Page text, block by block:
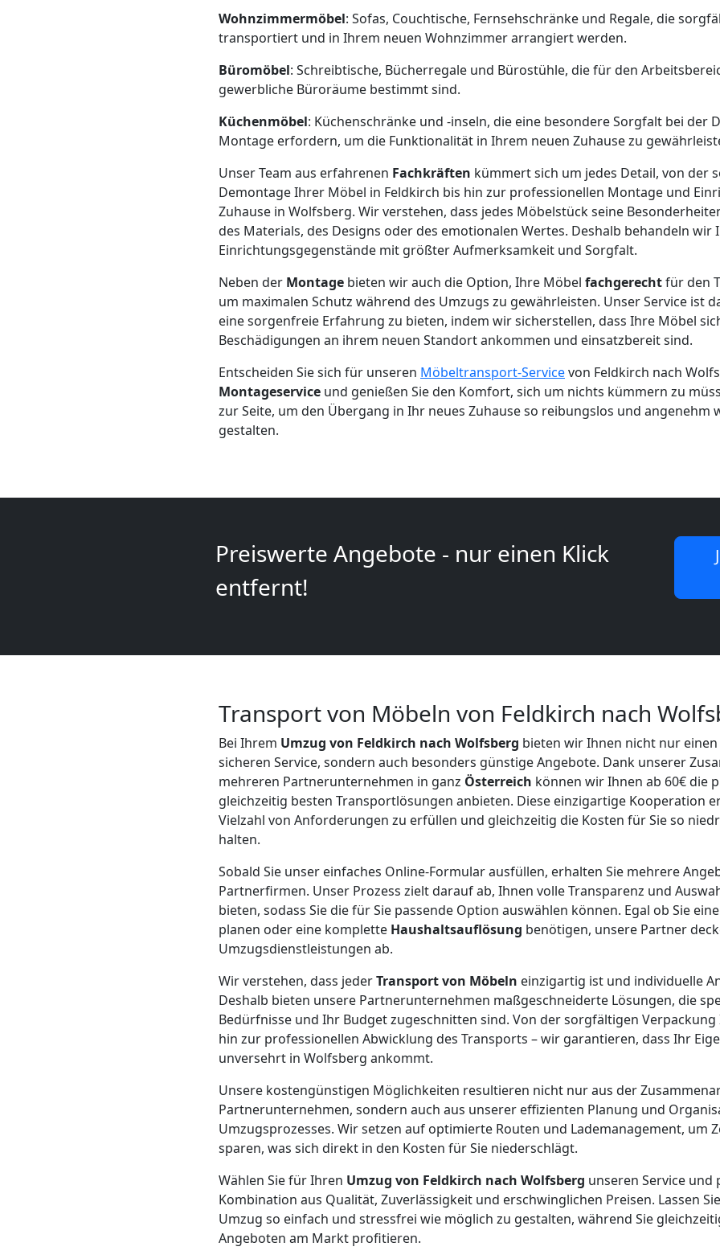
Wohnzimmermöbel: Sofas, Couchtische, Fernsehschränke und Regale, die
transportiert und in Ihrem neuen Wohnzimmer arrangiert werden.
Büromöbel: Schreibtische, Bücherregale und Bürostühle, die für den
gewerbliche Büroräume bestimmt sind.
Küchenmöbel: Küchenschränke und -inseln, die eine besondere Sorgfalt bei der
Montage erfordern, um die Funktionalität in Ihrem neuen Zuhause zu
Unser Team aus erfahrenen Fachkräften kümmert sich um jedes Detail, von der
Demontage Ihrer Möbel in Feldkirch bis hin zur professionellen Montage und
Zuhause in Wolfsberg. Wir verstehen, dass jedes Möbelstück seine
des Materials, des Designs oder des emotionalen Wertes. Deshalb behandeln wir
Einrichtungsgegenstände mit größter Aufmerksamkeit und Sorgfalt.
Neben der Montage bieten wir auch die Option, Ihre Möbel fachgerechtfür den
um maximalen Schutz während des Umzugs zu gewährleisten. Unser Service ist
eine sorgenfreie Erfahrung zu bieten, indem wir sicherstellen, dass Ihre Möbel
Beschädigungen an ihrem neuen Standort ankommen und einsatzbereit sind.
Entscheiden Sie sich für unseren Möbeltransport-Servicevon Feldkirch nach
Montageservice und genießen Sie den Komfort, sich um nichts kümmern zu
zur Seite, um den Übergang in Ihr neues Zuhause so reibungslos und angenehm
gestalten.
Preiswerte Angebote - nur einen Klick
entfernt!
Transport von Möbeln von Feldkirch nach
Bei Ihrem Umzug von Feldkirch nach Wolfsberg bieten wir Ihnen nicht nur
sicheren Service, sondern auch besonders günstige Angebote. Dank unserer
mehreren Partnerunternehmen in ganz Österreich können wir Ihnen ab 60€ die
gleichzeitig besten Transportlösungen anbieten. Diese einzigartige Kooperation
Vielzahl von Anforderungen zu erfüllen und gleichzeitig die Kosten für Sie so
halten.
Sobald Sie unser einfaches Online-Formular ausfüllen, erhalten Sie mehrere
Partnerfirmen. Unser Prozess zielt darauf ab, Ihnen volle Transparenz und
bieten, sodass Sie die für Sie passende Option auswählen können. Egal ob Sie
planen oder eine komplette Haushaltsauflösung benötigen, unsere Partner
Umzugsdienstleistungen ab.
Wir verstehen, dass jederTransport von Möbeln einzigartig ist und individuelle
Deshalb bieten unsere Partnerunternehmen maßgeschneiderte Lösungen, die
Bedürfnisse und Ihr Budget zugeschnitten sind. Von der sorgfältigen
hin zur professionellen Abwicklung des Transports – wir garantieren, dass Ihr
unversehrt in Wolfsberg ankommt.
Unsere kostengünstigen Möglichkeiten resultieren nicht nur aus der
Partnerunternehmen, sondern auch aus unserer effizienten Planung und
Umzugsprozesses. Wir setzen auf optimierte Routen und Lademanagement, um
sparen, was sich direkt in den Kosten für Sie niederschlägt.
Wählen Sie für Ihren Umzug von Feldkirch nach Wolfsberg unseren Service
Kombination aus Qualität, Zuverlässigkeit und erschwinglichen Preisen. Lassen
Umzug so einfach und stressfrei wie möglich zu gestalten, während Sie
Angeboten am Markt profitieren.
Feldkirch
LKW
Klaviertransport